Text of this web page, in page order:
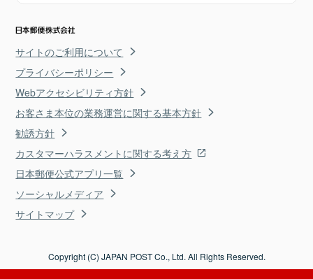
サイトのご利用について
プライバシーポリシー
Webアクセシビリティ方針
お客さま本位の業務運営に関する基本方針
勧誘方針
カスタマーハラスメントに関する考え方
日本郵便公式アプリ一覧
ソーシャルメディア
サイトマップ
Copyright (C) JAPAN POST Co., Ltd. All Rights Reserved.